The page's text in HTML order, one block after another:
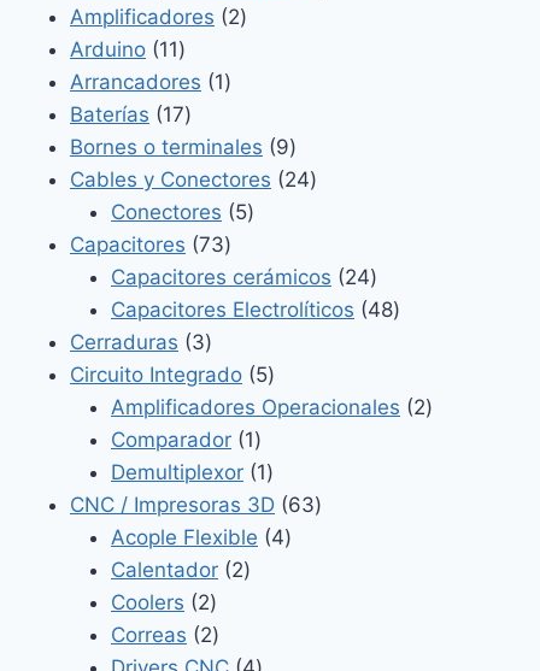
Amplificadores 22
Arduino 1111
productos
Arrancadores 11
Baterías 1717
productos
Bornes o terminales 99
productos
Cables y Conectores 2424
Conectores 55
Capacitores 7373
productos
Capacitores cerámicos 2424
productos
Capacitores Electrolíticos 4848
Cerraduras 33
productos
Circuito Integrado 55
productos
Amplificadores Operacionales 22
Comparador 11
producto
Demultiplexor 11
producto
CNC / Impresoras 3D 6363
Acople Flexible 44
Calentador 22
Coolers 22
productos
Correas 22
productos
4